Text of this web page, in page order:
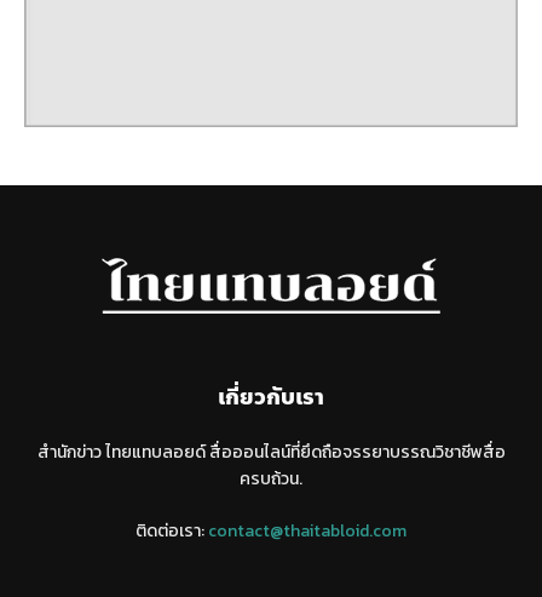
เกี่ยวกับเรา
สำนักข่าว ไทยแทบลอยด์ สื่อออนไลน์ที่ยึดถือจรรยาบรรณวิชาชีพสื่อ
ครบถ้วน.
ติดต่อเรา:contact@thaitabloid.com